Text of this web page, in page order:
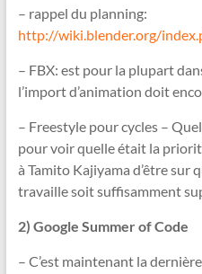
– rappel du planning:
http://wiki.blender.org/
– FBX: est pour la plupart
l’import d’animation doit
– Freestyle pour cycles –
pour voir quelle était la
à Tamito Kajiyama d’être sur
travaille soit suffisamment
2) Google Summer of Code
– C’est maintenant la